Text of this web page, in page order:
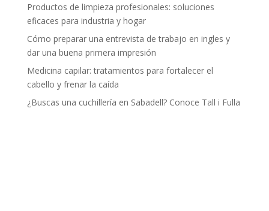
Productos de limpieza profesionales: soluciones
eficaces para industria y hogar
Cómo preparar una entrevista de trabajo en ingles y
dar una buena primera impresión
Medicina capilar: tratamientos para fortalecer el
cabello y frenar la caída
¿Buscas una cuchillería en Sabadell? Conoce Tall i Fulla